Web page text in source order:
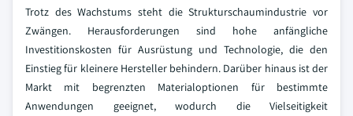
Trotz des Wachstums steht die Strukturschaumindustrie vor
Zwängen. Herausforderungen sind hohe anfängliche
Investitionskosten für Ausrüstung und Technologie, die den
Einstieg für kleinere Hersteller behindern. Darüber hinaus ist der
Markt mit begrenzten Materialoptionen für bestimmte
Anwendungen geeignet, wodurch die Vielseitigkeit